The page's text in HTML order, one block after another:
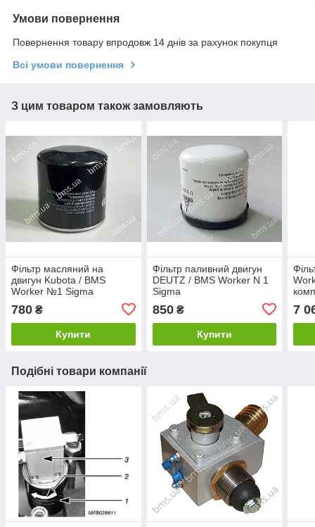
Умови повернення
Повернення товару впродовж 14 днів за рахунок покупця
Всі умови повернення
З цим товаром також замовляють
Фільтр масляний на
двигун Kubota / BMS
Worker №1 Sigma
780 ₴
Купити
Фільтр паливний двигун
DEUTZ / BMS Worker N 1
Sigma
850₴
Купити
7
Подібні товари компанії